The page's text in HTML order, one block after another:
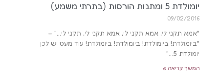
יומולדת 5 ומתנות הורסות (בתרתי משמע)
09/02/2016
"אמא תקני לי, אמא תקני לי, אמא תקני לי, תקני לי…" –
"ביומולדת! ביומולדת! ביומולדת! ביומולדת! עוד מעט יש לכן
יומולדת 5…"
המשך קריאה »